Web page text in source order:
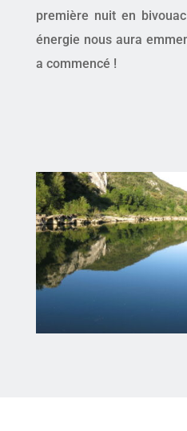
première nuit en
énergie nous aura
a commencé !